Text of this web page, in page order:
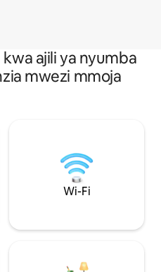
ajili ya nyumba
mwezi mmoja
Wi-Fi